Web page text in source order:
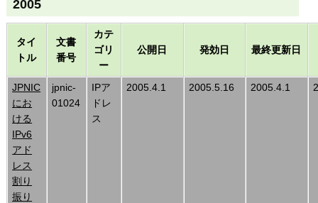
2005
タイ
トル
文書
番号
カテ
ゴリ
ー
公開日 発効日 最終更新日
JPNIC
にお
ける
IPv6
アド
レス
割り
振り
jpnic-
01024
IPア
ドレ
ス
2005.4.1 2005.5.16 2005.4.1